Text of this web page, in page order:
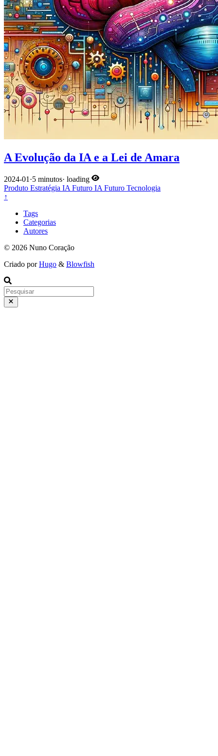
A Evolução da IA e a Lei de Amara
2024-01 ·5 minutos· loading
Produto Estratégia IA Futuro IA Futuro Tecnologia
↑
Tags
Categorias
Autores
© 2026 Nuno Coração
Criado porHugo & Blowfish